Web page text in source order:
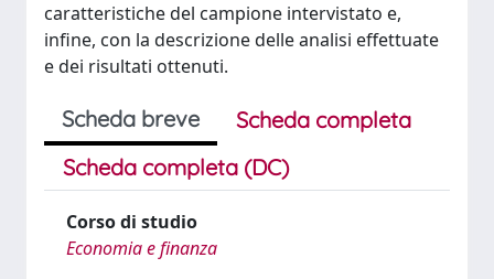
caratteristiche del campione intervistato e,
infine, con la descrizione delle analisi effettuate
e dei risultati ottenuti.
Scheda breve
Scheda completa
Scheda completa (DC)
Corso di studio
Economia e finanza